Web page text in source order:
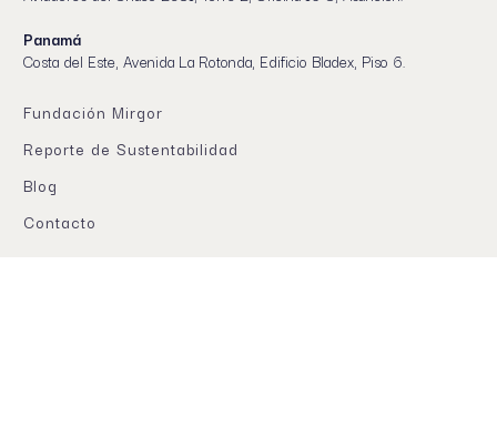
Panamá
Costa del Este, Avenida La Rotonda, Edificio Bladex, Piso 6.
Fundación Mirgor
Reporte de Sustentabilidad
Blog
Contacto